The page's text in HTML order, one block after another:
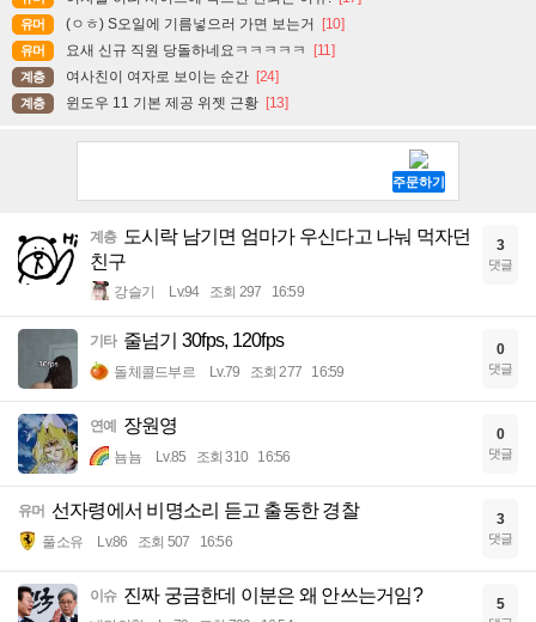
유머 (ㅇㅎ) S오일에 기름넣으러 가면 보는거 [10]
유머 요새 신규 직원 당돌하네요ㅋㅋㅋㅋㅋ [11]
계층 여사친이 여자로 보이는 순간 [24]
계층 윈도우 11 기본 제공 위젯 근황 [13]
계층 도시락 남기면 엄마가 우신다고 나눠 먹자던
친구
강슬기 Lv.94 조회 297 16:59
3
댓글
기타 줄넘기 30fps, 120fps
돌체콜드부르 Lv.79 조회 277 16:59
0
댓글
연예 장원영
뇸뇸 Lv.85 조회 310 16:56
0
댓글
유머 선자령에서 비명소리 듣고 출동한 경찰
풀소유 Lv.86 조회 507 16:56
3
댓글
이슈 진짜 궁금한데 이분은 왜 안쓰는거임? 5